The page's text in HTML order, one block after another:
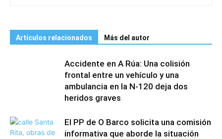
Artículos relacionados Más del autor
Accidente en A Rúa: Una colisión
frontal entre un vehículo y una
ambulancia en la N-120 deja dos
heridos graves
El PP de O Barco solicita una comisión
informativa que aborde la situación